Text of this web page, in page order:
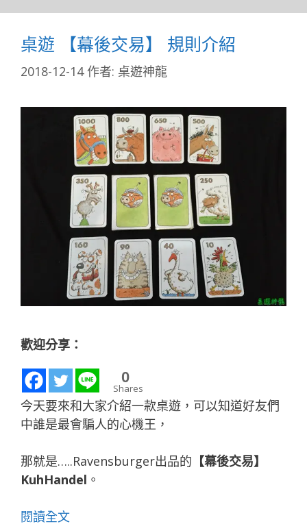
桌遊 【幕後交易】 規則介紹
2018-12-14 作者: 桌遊神龍
歡迎分享：
0
Shares
今天要來和大家介紹一款桌遊，可以知道好友們
中誰是最會騙人的心機王，
那就是…..Ravensburger出品的 【幕後交易】
KuhHandel 。
閱讀全文